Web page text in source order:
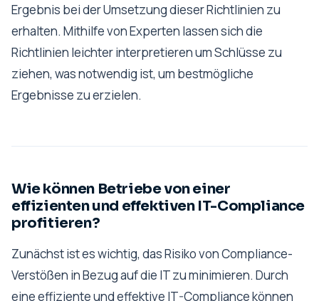
Ergebnis bei der Umsetzung dieser Richtlinien zu
erhalten. Mithilfe von Experten lassen sich die
Richtlinien leichter interpretieren um Schlüsse zu
ziehen, was notwendig ist, um bestmögliche
Ergebnisse zu erzielen.
Wie können Betriebe von einer
effizienten und effektiven IT-Compliance
profitieren?
Zunächst ist es wichtig, das Risiko von Compliance-
Verstößen in Bezug auf die IT zu minimieren. Durch
eine effiziente und effektive IT-Compliance können